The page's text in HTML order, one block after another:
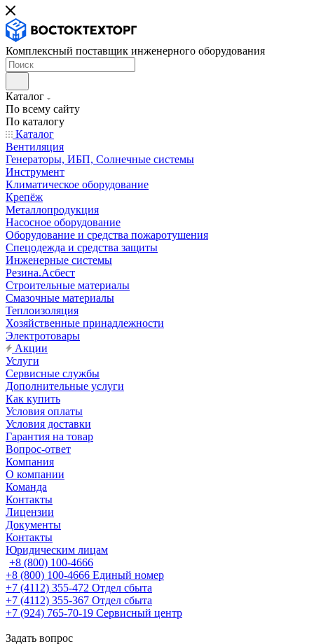
Комплексный поставщик инженерного оборудования
Каталог
По всему сайту
По каталогу
Каталог
Вентиляция
Генераторы, ИБП, Солнечные системы
Инструмент
Климатическое оборудование
Крепёж
Металлопродукция
Насосное оборудование
Оборудование и средства пожаротушения
Спецодежда и средства защиты
Инженерные системы
Резина.Асбест
Строительные материалы
Смазочные материалы
Теплоизоляция
Хозяйственные принадлежности
Электротовары
Акции
Услуги
Сервисные службы
Дополнительные услуги
Как купить
Условия оплаты
Условия доставки
Гарантия на товар
Вопрос-ответ
Компания
О компании
Команда
Контакты
Лицензии
Документы
Контакты
Юридическим лицам
+8 (800) 100-4666
+8 (800) 100-4666 Единый номер
+7 (4112) 355-472 Отдел сбыта
+7 (4112) 355-367 Отдел сбыта
+7 (924) 765-70-19 Сервисный центр
Задать вопрос